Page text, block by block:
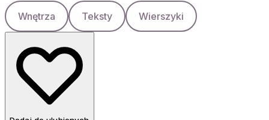
Wnętrza Teksty Wierszyki